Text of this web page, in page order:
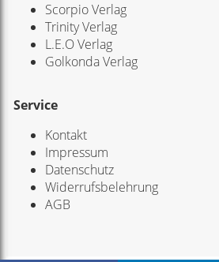
Scorpio Verlag
Trinity Verlag
L.E.O Verlag
Golkonda Verlag
Service
Kontakt
Impressum
Datenschutz
Widerrufsbelehrung
AGB